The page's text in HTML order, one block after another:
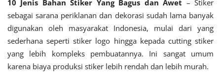
10 Jenis Bahan Stiker Yang Bagus dan Awet – Stiker
sebagai sarana periklanan dan dekorasi sudah lama banyak
digunakan oleh masyarakat Indonesia, mulai dari yang
sederhana seperti stiker logo hingga kepada cutting stiker
yang lebih kompleks pembuatannya. Ini sangat umum
karena biaya produksi stiker lebih rendah dan lebih murah.